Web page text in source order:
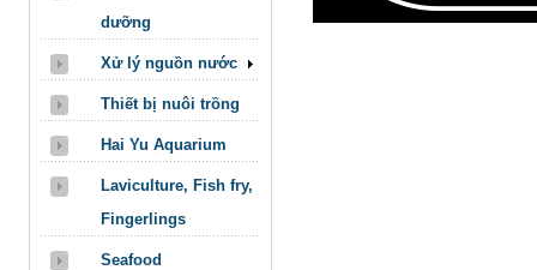
dưỡng
Xử lý nguồn nước
Thiết bị nuôi trồng
Hai Yu Aquarium
Laviculture, Fish fry,
Fingerlings
Seafood